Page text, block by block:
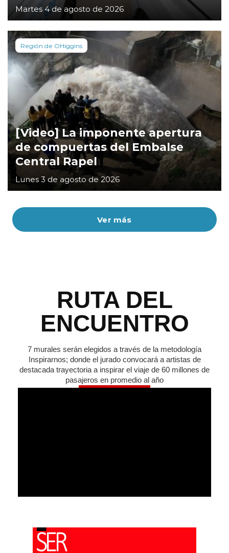
Ver más
Martes 4 de agosto de 2026
Región de OHiggins
[Video] La imponente apertura
de compuertas del Embalse
Central Rapel
Lunes 3 de agosto de 2026
RUTA DEL
ENCUENTRO
7 murales serán elegidos a través de la metodología
Inspirarnos; donde el jurado convocará a artistas de
destacada trayectoria a inspirar el viaje de 60 millones de
pasajeros en promedio al año